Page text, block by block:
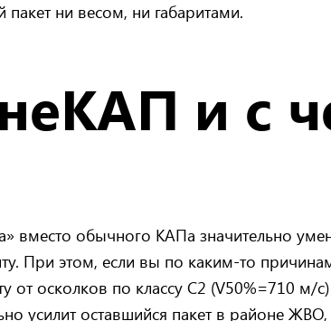
ни весом, ни габаритами.
и с
вместо обычного КАПа значительно
этом, если вы по каким‑то
осколков по классу С2 (V50%​=710 м/
усилит оставшийся пакет в районе